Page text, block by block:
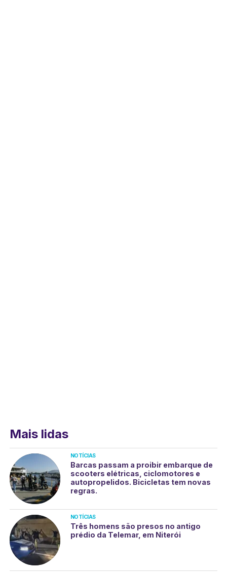
Mais lidas
NOTÍCIAS
Barcas passam a proibir embarque de
scooters elétricas, ciclomotores e
autopropelidos. Bicicletas tem novas
regras.
NOTÍCIAS
Três homens são presos no antigo
prédio da Telemar, em Niterói